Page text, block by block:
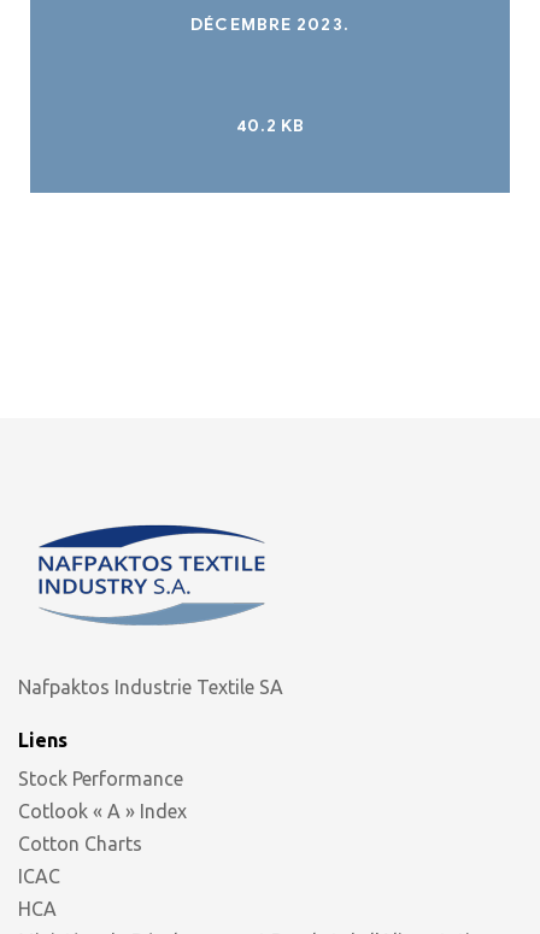
DÉCEMBRE 2023.
40.2 KB
Nafpaktos Industrie Textile SA
Liens
Stock Performance
Cotlook « A » Index
Cotton Charts
ICAC
HCA